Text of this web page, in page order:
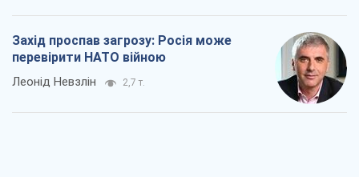
Захід проспав загрозу: Росія може
перевірити НАТО війною
Леонід Невзлін 2,7 т.